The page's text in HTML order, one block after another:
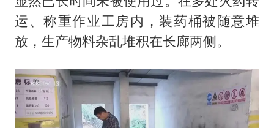
运、称重作业工房内，装药桶被随意堆
放，生产物料杂乱堆积在长廊两侧。